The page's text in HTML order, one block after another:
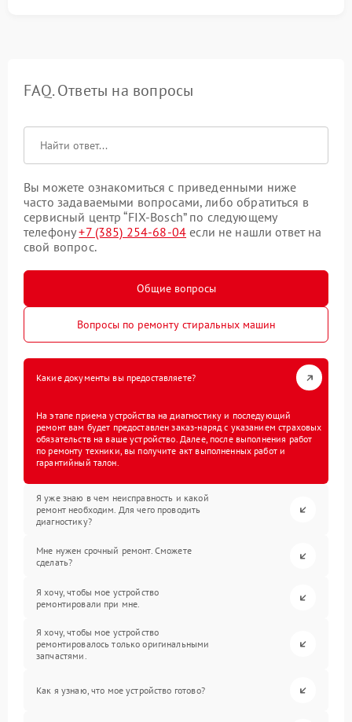
FAQ. Ответы на вопросы
Вы можете ознакомиться с приведенными ниже
часто задаваемыми вопросами, либо обратиться в
сервисный центр “FIX-Bosch” по следующему
телефону+7 (385) 254-68-04 если не нашли ответ на
свой вопрос.
Общие вопросы
Вопросы по ремонту стиральных машин
Какие документы вы предоставляете?
На этапе приема устройства на диагностику и последующий
ремонт вам будет предоставлен заказ-наряд с указанием страховых
обязательств на ваше устройство. Далее, после выполнения работ
по ремонту техники, вы получите акт выполненных работ и
гарантийный талон.
Я уже знаю в чем неисправность и какой
ремонт необходим. Для чего проводить
диагностику?
Мне нужен срочный ремонт. Сможете
сделать?
Я хочу, чтобы мое устройство
ремонтировали при мне.
Я хочу, чтобы мое устройство
ремонтировалось только оригинальными
запчастями.
Как я узнаю, что мое устройство готово?